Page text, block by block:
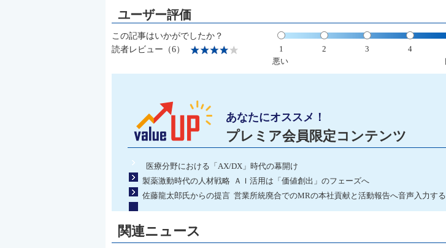
この記事はいかがでしたか？
読者レビュー（6）
1 2 3 4
悪い
あなたにオススメ！
プレミア会員限定コンテンツ
医療分野における「AX/DX」時代の幕開け
製薬激動時代の人材戦略 ＡＩ活用は「価値創出」のフェーズへ
佐藤龍太郎氏からの提言 営業所統廃合でのMRの本社貢献と活動報告へ音声入力す
関連ニュース